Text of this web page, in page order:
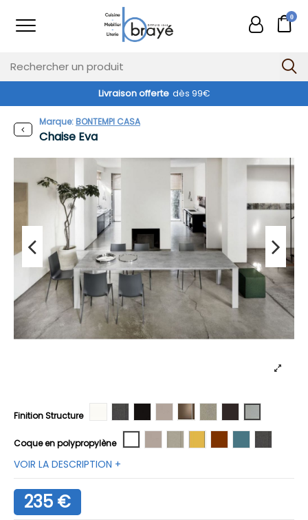
0
Livraison offerte dès 99€
Chaise Eva
Marque:BONTEMPI CASA
Finition Structure Gris clairLaiton foncé
Coque en polypropylène
VOIR LA DESCRIPTION +
235 €